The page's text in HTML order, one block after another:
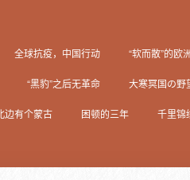
全球抗疫，中国行动 “软而散”的欧
“黑豹”之后无革命 大寒冥国の野
边有个蒙古 困顿的三年 千里锦